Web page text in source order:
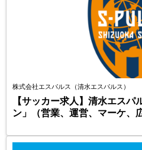
株式会社エスパルス（清水エスパルス）
【サッカー求人】清水エスパ
ン」（営業、運営、マーケ、